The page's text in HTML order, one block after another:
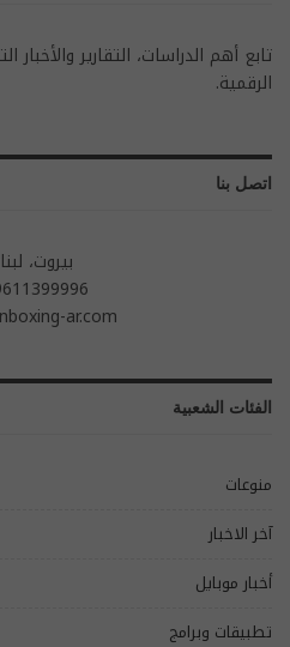
تابع أهم الدراسات، التقارير والأخبار
الرقمية.
اتصل بنا
بيروت،
ar.com
الفئات الشعبية
منوعات
آخر الاخبار
أخبار موبايل
تطبيقات وبرامج